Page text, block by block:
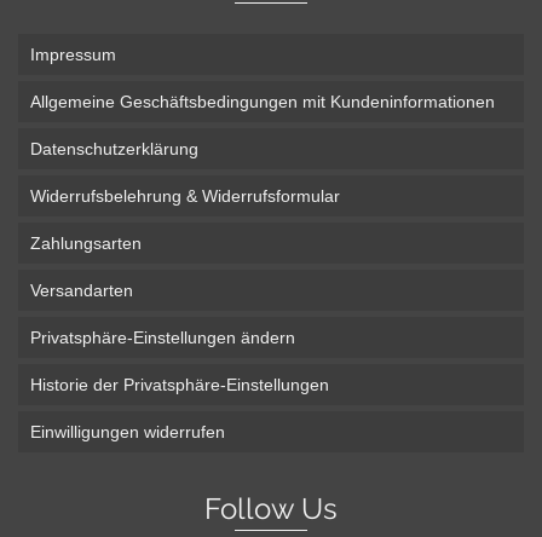
Impressum
Allgemeine Geschäftsbedingungen mit Kundeninformationen
Datenschutzerklärung
Widerrufsbelehrung & Widerrufsformular
Zahlungsarten
Versandarten
Privatsphäre-Einstellungen ändern
Historie der Privatsphäre-Einstellungen
Einwilligungen widerrufen
Follow Us